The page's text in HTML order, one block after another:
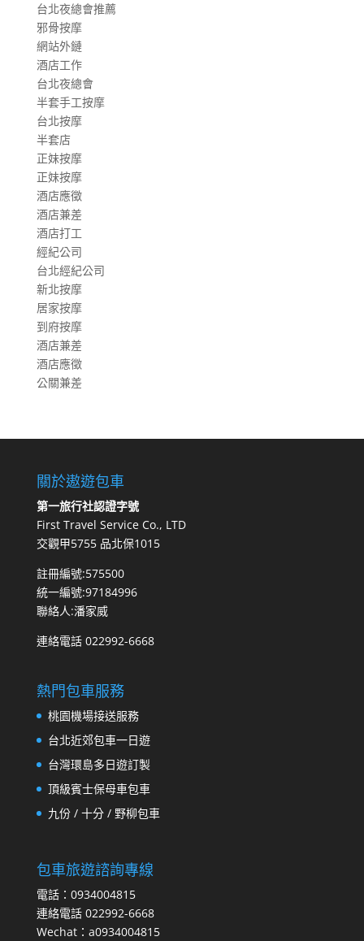
台北夜總會推薦
邪骨按摩
網站外鏈
酒店工作
台北夜總會
半套手工按摩
台北按摩
半套店
正妹按摩
正妹按摩
酒店應徵
酒店兼差
酒店打工
經紀公司
台北經紀公司
新北按摩
居家按摩
到府按摩
酒店兼差
酒店應徵
公關兼差
關於遨遊包車
第一旅行社認證字號
First Travel Service Co., LTD
交觀甲5755 品北保1015
註冊編號:575500
統一編號:97184996
聯絡人:潘家威
連絡電話 022992-6668
熱門包車服務
桃園機場接送服務
台北近郊包車一日遊
台灣環島多日遊訂製
頂級賓士保母車包車
九份 / 十分 / 野柳包車
包車旅遊諮詢專線
電話：0934004815
連絡電話 022992-6668
Wechat：a0934004815